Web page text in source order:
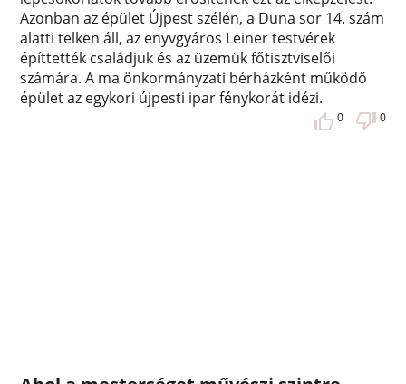
Azonban az épület Újpest szélén, a Duna sor 14. szám
alatti telken áll, az enyvgyáros Leiner testvérek
építtették családjuk és az üzemük főtisztviselői
számára. A ma önkormányzati bérházként működő
épület az egykori újpesti ipar fénykorát idézi.
0 0